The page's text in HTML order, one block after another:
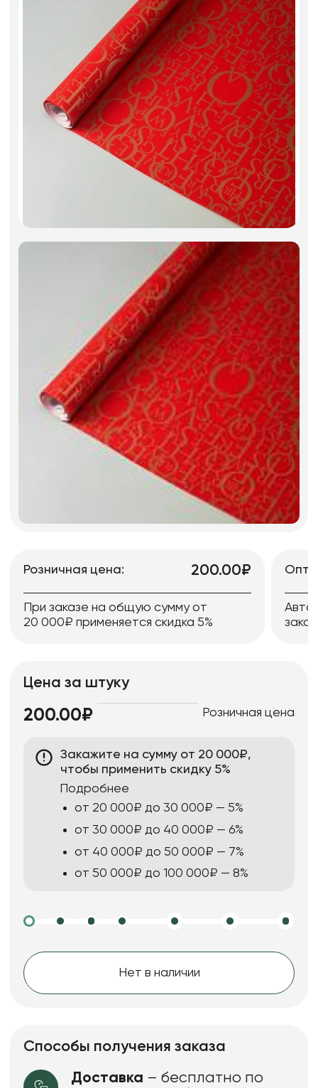
Изделия из металла
Сухоцветы
Розничная цена: 200.00₽
При заказе на общую сумму от
20 000₽ применяется скидка 5%
Цена за штуку
200.00₽ Розничная цена
Закажите на сумму от 20 000₽,
чтобы применить скидку 5%
Подробнее
от 20 000₽ до 30 000₽ — 5%
от 30 000₽ до 40 000₽ — 6%
от 40 000₽ до 50 000₽ — 7%
от 50 000₽ до 100 000₽ — 8%
Нет в наличии
Способы получения заказа
Доставка – бесплатно по